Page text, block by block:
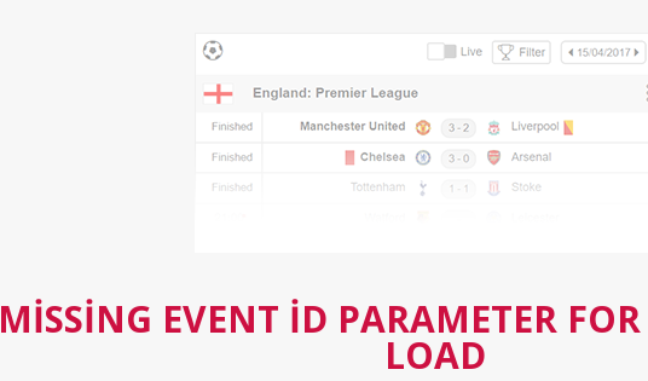
MISSING EVENT ID PARAMETER
LOAD